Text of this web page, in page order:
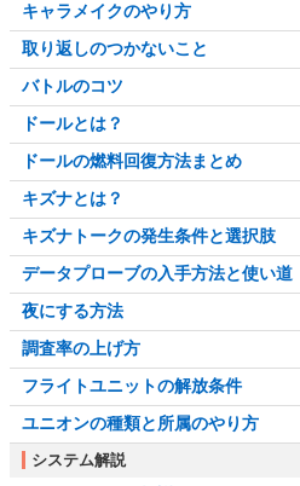
キャラメイクのやり方
取り返しのつかないこと
バトルのコツ
ドールとは？
ドールの燃料回復方法まとめ
キズナとは？
キズナトークの発生条件と選択肢
データプローブの入手方法と使い道
夜にする方法
調査率の上げ方
フライトユニットの解放条件
ユニオンの種類と所属のやり方
システム解説